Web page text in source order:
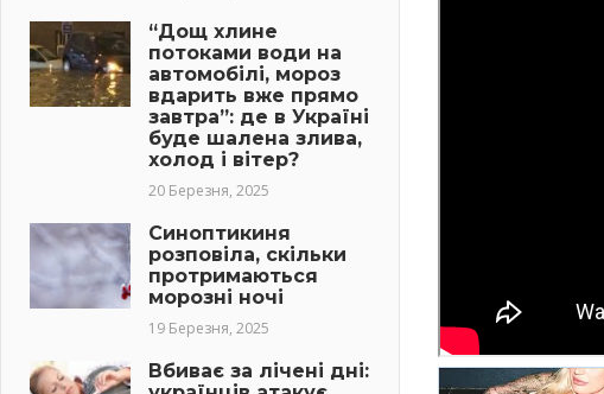
“Дощ хлине
потоками води на
автомобілі, мороз
вдарить вже прямо
завтра”: де в Україні
буде шалена злива,
холод і вітер?
20 Березня, 2025
Синоптикиня
розповіла, скільки
протримаються
морозні ночі
19 Березня, 2025
Вбиває за лічені дні: